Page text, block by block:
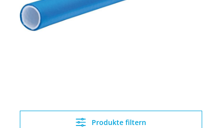
Produkte filtern